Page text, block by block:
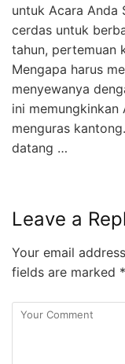
untuk Acara Anda
cerdas untuk
tahun, pertemuan
Mengapa harus
menyewanya
ini memungkinkan
menguras
datang …
Leave a
Your email
fields are marked *